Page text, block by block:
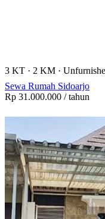
3 KT · 2 KM ·
Sewa Rumah Sidoarjo
Rp 31.000.000 / tahun